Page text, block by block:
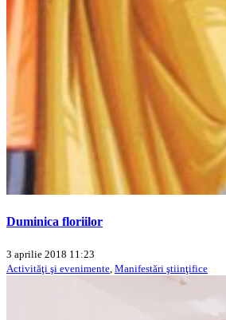
Duminica floriilor
3 aprilie 2018 11:23
Activităţi şi evenimente Manifestări ştiinţifice